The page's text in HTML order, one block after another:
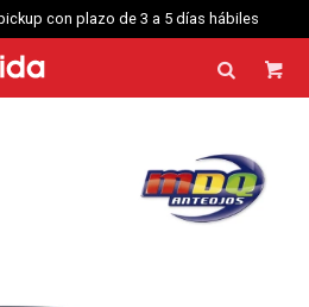
con plazo de 3 a 5 días hábiles